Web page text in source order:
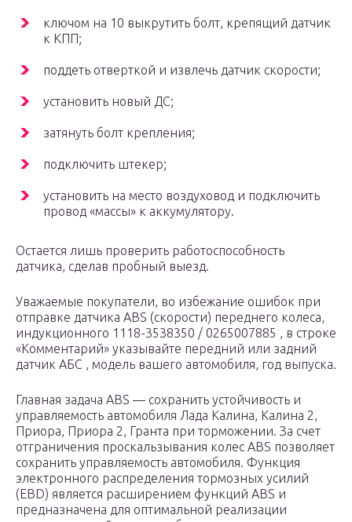
ключом на 10 выкрутить болт, крепящий датчик
к КПП;
поддеть отверткой и извлечь датчик скорости;
установить новый ДС;
затянуть болт крепления;
подключить штекер;
установить на место воздуховод и подключить
провод «массы» к аккумулятору.
Остается лишь проверить работоспособность
датчика, сделав пробный выезд.
Уважаемые покупатели, во избежание ошибок при
отправке датчика ABS (скорости) переднего колеса,
индукционного 1118-3538350 / 0265007885 , в строке
«Комментарий» указывайте передний или задний
датчик АБС , модель вашего автомобиля, год выпуска.
Главная задача ABS — сохранить устойчивость и
управляемость автомобиля Лада Калина, Калина 2,
Приора, Приора 2, Гранта при торможении. За счет
отграничения проскальзывания колес ABS позволяет
сохранить управляемость автомобиля. Функция
электронного распределения тормозных усилий
(EBD) является расширением функций ABS и
предназначена для оптимальной реализации